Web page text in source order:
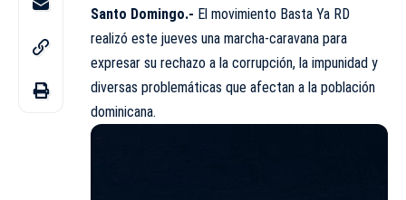
Santo Domingo.- El movimiento Basta Ya RD
realizó este jueves una marcha-caravana para
expresar su rechazo a la corrupción, la impunidad y
diversas problemáticas que afectan a la población
dominicana.